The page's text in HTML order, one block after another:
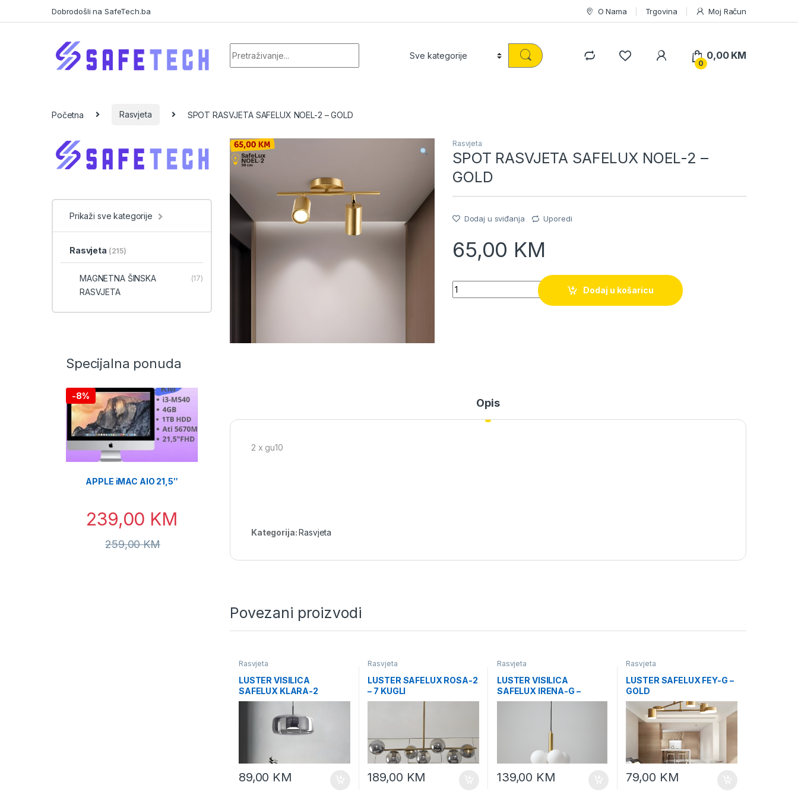
Dobrodošli na SafeTech.ba O Nama Trgovina Moj Račun
0
0,00 KM
Početna Rasvjeta SPOT RASVJETA SAFELUX NOEL-2 – GOLD
Rasvjeta
SPOT RASVJETA SAFELUX NOEL-2 –
GOLD
Dodaj u sviđanja Uporedi
65,00 KM
Quantity
Dodaj u košaricu
Opis
2 x gu10
Kategorija:Rasvjeta
Povezani proizvodi
Rasvjeta
LUSTER VISILICA
SAFELUX KLARA-2
89,00 KM
Rasvjeta
LUSTER SAFELUX ROSA-2
– 7 KUGLI
189,00 KM
Rasvjeta
LUSTER VISILICA
SAFELUX IRENA-G –
ZLATNI- 5 KUGLI
139,00 KM
Rasvjeta
LUSTER SAFELUX FEY-G –
GOLD
79,00 KM
Prikaži sve kategorije
Rasvjeta (215)
MAGNETNA ŠINSKA
RASVJETA
(17)
Specijalna ponuda
-8%
APPLE iMAC AIO 21,5″
239,00 KM
259,00KM